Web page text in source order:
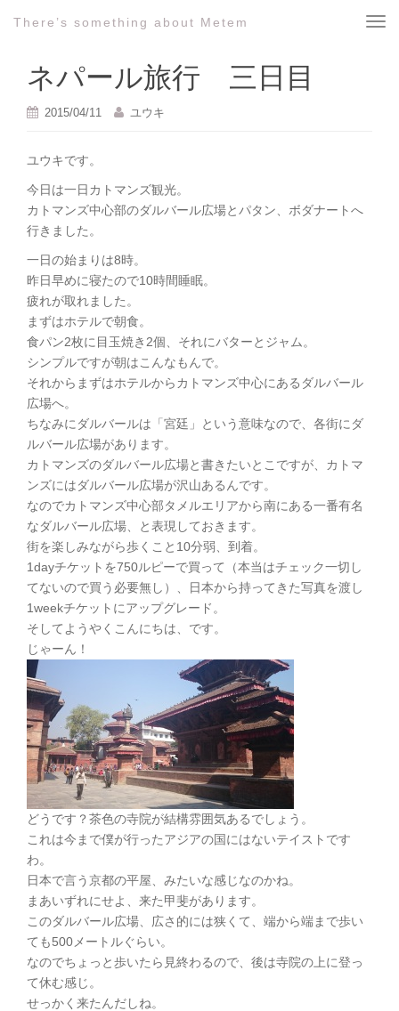
T
There’s something about Metem
ネパール旅行 三日目
2015/04/11 ユウキ
ユウキです。
今日は一日カトマンズ観光。
カトマンズ中心部のダルバール広場とパタン、ボダナートへ
行きました。
一日の始まりは8時。
昨日早めに寝たので10時間睡眠。
疲れが取れました。
まずはホテルで朝食。
食パン2枚に目玉焼き2個、それにバターとジャム。
シンプルですが朝はこんなもんで。
それからまずはホテルからカトマンズ中心にあるダルバール
広場へ。
ちなみにダルバールは「宮廷」という意味なので、各街にダ
ルバール広場があります。
カトマンズのダルバール広場と書きたいとこですが、カトマ
ンズにはダルバール広場が沢山あるんです。
なのでカトマンズ中心部タメルエリアから南にある一番有名
なダルバール広場、と表現しておきます。
街を楽しみながら歩くこと10分弱、到着。
1dayチケットを750ルピーで買って（本当はチェック一切し
てないので買う必要無し）、日本から持ってきた写真を渡し
1weekチケットにアップグレード。
そしてようやくこんにちは、です。
じゃーん！
どうです？茶色の寺院が結構雰囲気あるでしょう。
これは今まで僕が行ったアジアの国にはないテイストです
わ。
日本で言う京都の平屋、みたいな感じなのかね。
まあいずれにせよ、来た甲斐があります。
このダルバール広場、広さ的には狭くて、端から端まで歩い
ても500メートルぐらい。
なのでちょっと歩いたら見終わるので、後は寺院の上に登っ
て休む感じ。
せっかく来たんだしね。